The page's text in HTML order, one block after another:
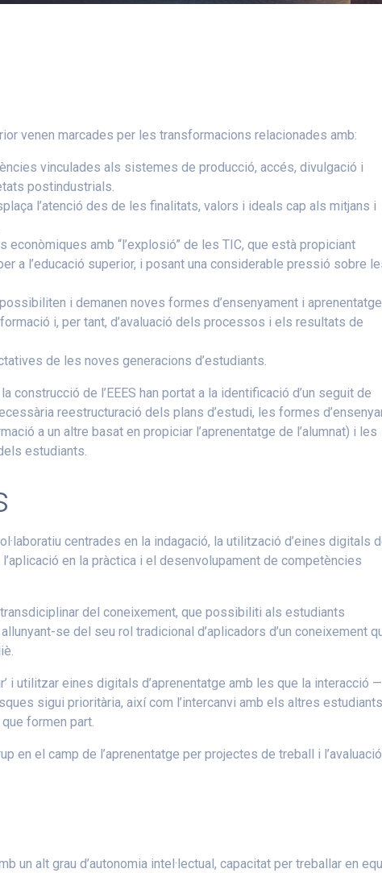
venen marcades per les transformacions relacionades amb:
vinculades als sistemes de producció, accés, divulgació i
postindustrials.
l’atenció des de les finalitats, valors i ideals cap als mitjans i
amb “l’explosió” de les TIC, que està propiciant
a l’educació superior, i posant una considerable pressió sobre
i demanen noves formes d’ensenyament i
i, per tant, d’avaluació dels processos i els resultats de
de les noves generacions d’estudiants.
construcció de l’EEES han portat a la identificació d’un seguit de
reestructuració dels plans d’estudi, les formes
a un altre basat en propiciar l’aprenentatge de l’alumnat) i les
estudiants.
centrades en la indagació, la utilització d’eines digitals
en la pràctica i el desenvolupament de competències
del coneixement, que possibiliti als estudiants
se del seu rol tradicional d’aplicadors d’un coneixement
i utilitzar eines digitals d’aprenentatge amb les que la interacció
sigui prioritària, així com l’intercanvi amb els altres
formen part.
en el camp de l’aprenentatge per projectes de treball i
un alt grau d’autonomia intel·lectual, capacitat per treballar en